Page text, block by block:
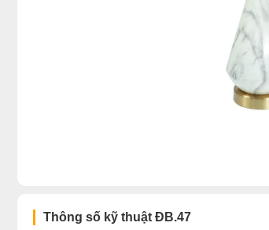
Thông số kỹ thuật ÐB.47